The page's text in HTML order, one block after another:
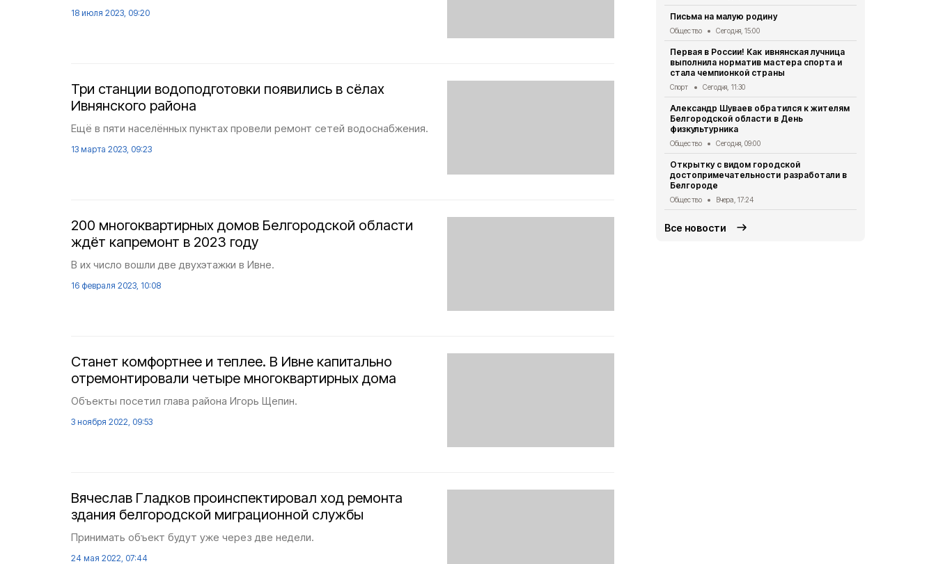
18 июля 2023, 09:20
Три станции водоподготовки появились в сёлах
Ивнянского района
Ещё в пяти населённых пунктах провели ремонт сетей водоснабжения.
13 марта 2023, 09:23
200 многоквартирных домов Белгородской области
ждёт капремонт в 2023 году
В их число вошли две двухэтажки в Ивне.
16 февраля 2023, 10:08
Станет комфортнее и теплее. В Ивне капитально
отремонтировали четыре многоквартирных дома
Объекты посетил глава района Игорь Щепин.
3 ноября 2022, 09:53
Вячеслав Гладков проинспектировал ход ремонта
здания белгородской миграционной службы
Принимать объект будут уже через две недели.
24 мая 2022, 07:44
Письма на малую родину
Общество Сегодня, 15:00
Первая в России! Как ивнянская лучница
выполнила норматив мастера спорта и
стала чемпионкой страны
Спорт Сегодня, 11:30
Александр Шуваев обратился к жителям
Белгородской области в День
физкультурника
Общество Сегодня, 09:00
Открытку с видом городской
достопримечательности разработали в
Белгороде
Общество Вчера, 17:24
Все новости